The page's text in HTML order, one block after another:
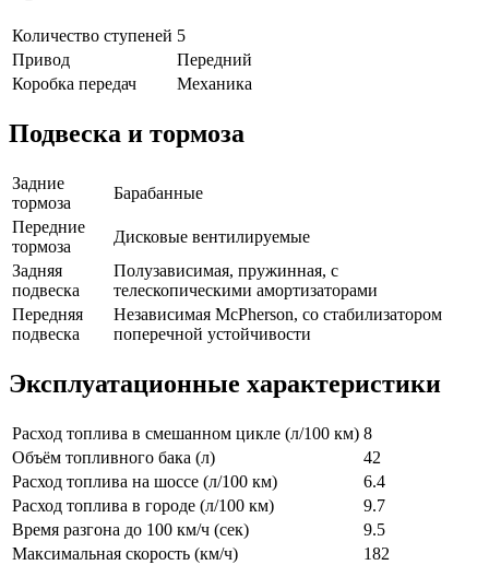
Количество ступеней 5
Привод
Передний
Коробка передач
Механика
Подвеска и тормоза
Задние
тормоза
Барабанные
Передние
тормоза
Дисковые вентилируемые
Задняя
подвеска
Полузависимая, пружинная, с
телескопическими амортизаторами
Передняя
подвеска
Независимая McPherson, со стабилизатором
поперечной устойчивости
Эксплуатационные характеристики
Расход топлива в смешанном цикле (л/100 км) 8
Объём топливного бака (л)
42
Расход топлива на шоссе (л/100 км)
6.4
Расход топлива в городе (л/100 км)
9.7
Время разгона до 100 км/ч (сек)
9.5
Максимальная скорость (км/ч)
182